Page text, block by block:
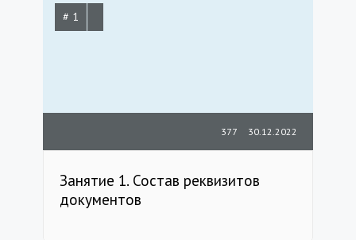
# 1
30.12.2022
377
Занятие 1. Состав реквизитов
документов